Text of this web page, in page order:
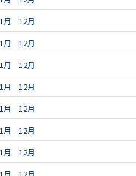
月
12月
月
12月
月
12月
月
12月
月
12月
月
12月
月
12月